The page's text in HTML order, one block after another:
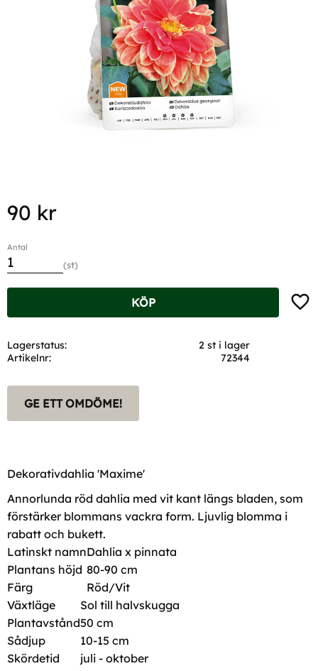
90 kr
Antal
st
KÖP
Lagerstatus
2 st i lager
Artikelnr
72344
GE ETT OMDÖME!
Dekorativdahlia 'Maxime'
Annorlunda röd dahlia med vit kant längs bladen, som
förstärker blommans vackra form. Ljuvlig blomma i
rabatt och bukett.
Latinskt namnDahlia x pinnata
Plantans höjd 80-90 cm
Färg
Röd/Vit
Växtläge
Sol till halvskugga
Plantavstånd50 cm
Sådjup
10-15 cm
Skördetid
juli - oktober